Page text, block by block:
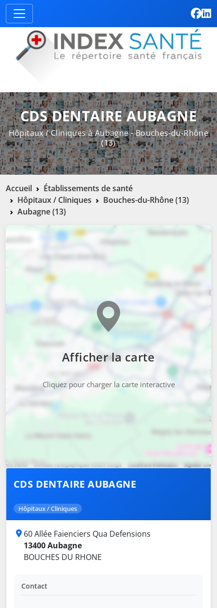
CDS DENTAIRE AUBAGNE
Hôpitaux / Cliniques à Aubagne - Bouches-du-Rhône
(13)
Accueil
Établissements de santé
Hôpitaux / Cliniques
Bouches-du-Rhône (13)
Aubagne (13)
Afficher la carte
Cliquez pour charger la carte interactive
CDS DENTAIRE AUBAGNE
Hôpitaux / Cliniques
60 Allée Faienciers Qua Defensions
13400 Aubagne
BOUCHES DU RHONE
Contact